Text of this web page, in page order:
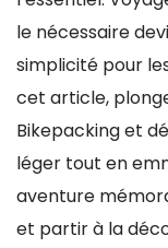
le nécessaire
simplicité pour
cet article,
Bikepacking et
léger tout en
aventure
et partir à la